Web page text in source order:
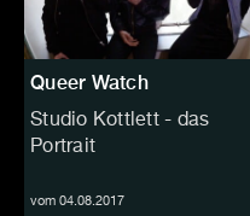
Queer Watch
Studio Kottlett - das
Portrait
vom 04.08.2017